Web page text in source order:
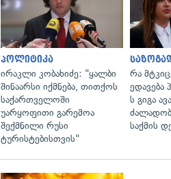
პოლიტიკა
ირაკლი კობახიძე: "ყალბი
შინაარსი იქმნება, თითქოს
საქართველოში
უარყოფითი გარემოა
შექმნილი რუსი
ტურისტებისთვის"
რა
ედავება
ს გიგა
საქმის